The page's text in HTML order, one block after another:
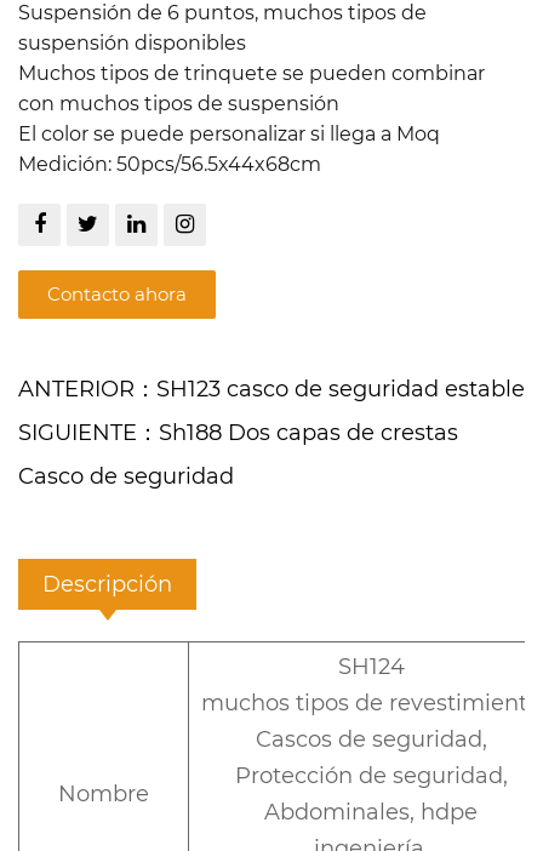
Suspensión de 6 puntos, muchos tipos de
suspensión disponibles
Muchos tipos de trinquete se pueden combinar
con muchos tipos de suspensión
El color se puede personalizar si llega a Moq
Medición: 50pcs/56.5x44x68cm
Contacto ahora
ANTERIOR：SH123 casco de seguridad estable
SIGUIENTE：Sh188 Dos capas de crestas
Casco de seguridad
Descripción
Nombre
SH124
muchos tipos de revestimiento
Cascos de seguridad,
Protección de seguridad,
Abdominales, hdpe